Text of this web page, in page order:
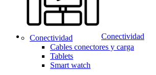
Conectividad
Conectividad
Cables conectores y carga
Tablets
Smart watch